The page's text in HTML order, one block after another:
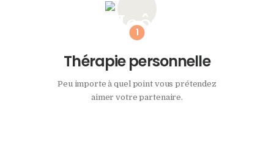
Thérapie personnelle
Peu importe à quel point vous prétendez
aimer votre partenaire.